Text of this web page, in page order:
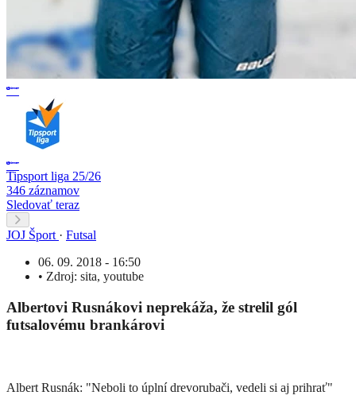
Tipsport liga 25/26
346 záznamov
Sledovať teraz
JOJ Šport · Futsal
06. 09. 2018 - 16:50
• Zdroj: sita, youtube
Albertovi Rusnákovi neprekáža, že strelil gól
futsalovému brankárovi
Albert Rusnák: "Neboli to úplní drevorubači, vedeli si aj prihrať"